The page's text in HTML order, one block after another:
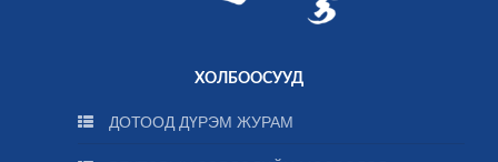
ХОЛБООСУУД
ДОТООД ДҮРЭМ ЖУРАМ